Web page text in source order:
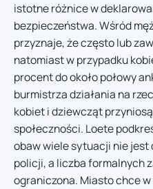
istotne różnice w
bezpieczeństwa. Wśród
przyznaje, że często lub
natomiast w przypadku
procent do około połowy
burmistrza działania na
kobiet i dziewcząt
społeczności. Loete
obaw wiele sytuacji nie
policji, a liczba formalnych
ograniczona. Miasto chce